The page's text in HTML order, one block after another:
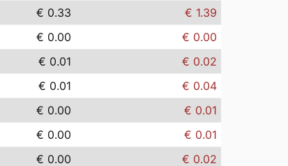
€ 0.33
€ 1.39
€ 0.00
€ 0.00
€ 0.01
€ 0.02
€ 0.01
€ 0.04
€ 0.00
€ 0.01
€ 0.00
€ 0.01
€ 0.00 € 0.02